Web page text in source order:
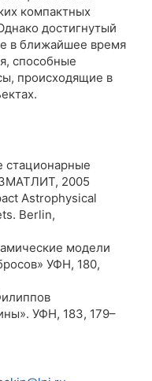
компактных
достигнутый
в ближайшее время
способные
происходящие в
стационарные
2005
Astrophysical
Berlin,
модели
УФН, 180,
УФН, 183, 179–